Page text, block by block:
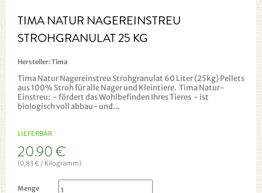
TIMA NATUR NAGEREINSTREU
STROHGRANULAT 25 KG
Hersteller:Tima
Tima Natur Nagereinstreu Strohgranulat 60 Liter (25kg) Pellets
aus 100% Stroh für alle Nager und Kleintiere. Tima Natur-
Einstreu: - fördert das Wohlbefinden Ihres Tieres - ist
biologisch voll abbau- und...
LIEFERBAR
20.90 €
(0,83 € / Kilogramm)
Menge